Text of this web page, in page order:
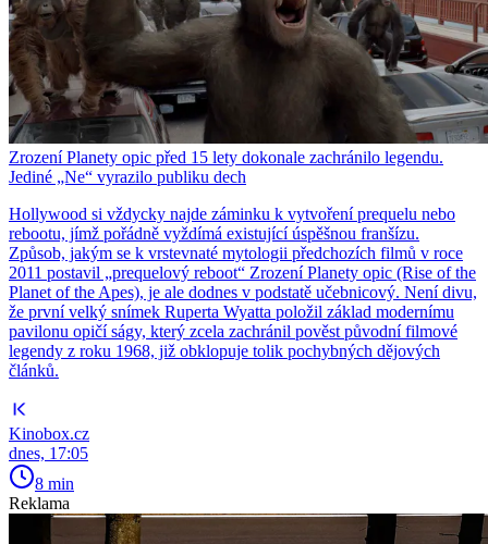
Zrození Planety opic před 15 lety dokonale zachránilo legendu.
Jediné „Ne“ vyrazilo publiku dech
Hollywood si vždycky najde záminku k vytvoření prequelu nebo
rebootu, jímž pořádně vyždímá existující úspěšnou franšízu.
Způsob, jakým se k vrstevnaté mytologii předchozích filmů v roce
2011 postavil „prequelový reboot“ Zrození Planety opic (Rise of the
Planet of the Apes), je ale dodnes v podstatě učebnicový. Není divu,
že první velký snímek Ruperta Wyatta položil základ modernímu
pavilonu opičí ságy, který zcela zachránil pověst původní filmové
legendy z roku 1968, již obklopuje tolik pochybných dějových
článků.
Kinobox.cz
dnes, 17:05
8 min
Reklama